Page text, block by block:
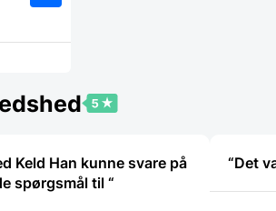
Keld Han kunne svare på
hvad jeg havde spørgsmål til “
“Det